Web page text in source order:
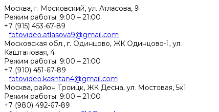
Москва, г. Московский, ул. Атласова, 9
Режим работы: 9:00 – 21:00
+7 (915) 453-67-89
fotovideo.atlasova9@gmail.com
Московская обл., г. Одинцово, ЖК Одинцово-1, ул.
Каштановая, 4
Режим работы: 9:00 – 21:00
+7 (910) 451-67-89
fotovideo.kashtan4@gmail.com
Москва, район Троицк, ЖК Десна, ул. Мостовая, 5к1
Режим работы: 9:00 – 21:00
+7 (980) 492-67-89